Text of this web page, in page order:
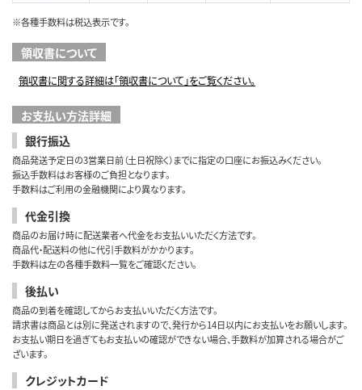
※各種手数料は税込表示です。
領収書について
領収書に関する詳細は「領収書について」をご覧ください。
お支払い方法詳細
銀行振込
商品発送予定日の3営業日前（土日祝除く）までに指定の口座にお振込みください。
振込手数料はお客様のご負担となります。
手数料はご利用の金融機関により異なります。
代金引換
商品のお届け時に配送業者へ代金をお支払いいただく方法です。
商品代・配送料の他に代引手数料がかかります。
手数料は左の各種手数料一覧をご確認ください。
後払い
商品の到着を確認してからお支払いいただく方法です。
請求書は商品とは別に発送されますので、発行から14日以内にお支払いをお願いします。
お支払い期日を過ぎてもお支払いの確認ができない場合、手数料が加算される場合がご
ざいます。
クレジットカード